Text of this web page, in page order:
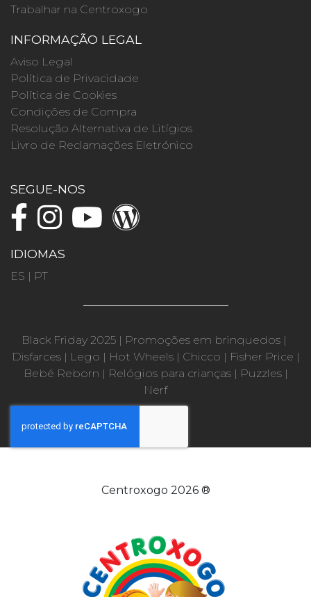
Trabalhar na Centroxogo
INFORMAÇÃO LEGAL
Aviso Legal
Política de Privacidade
Política de Cookies
Condições de Compra
Resolução Alternativa de Litígios
Livro de Reclamações Eletrónico
SEGUE-NOS
IDIOMAS
ES | PT
Black Friday 2025 | Promoções em brinquedos |
Disfarces| Lego | Hot Wheels| Chicco | Fisher Price |
Bebé Reborn | Relógios para crianças| Puzzles|
Nerf
Centroxogo 2026 ®